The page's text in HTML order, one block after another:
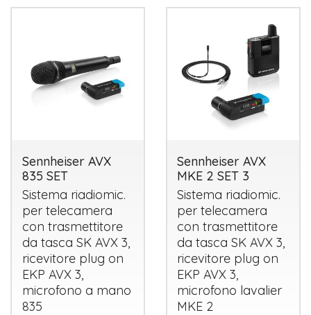
Sennheiser AVX
835 SET
Sistema riadiomic.
per telecamera
con trasmettitore
da tasca SK AVX3,
ricevitore plug on
EKP AVX3,
microfono a mano
835
Sennheiser AVX
MKE 2 SET 3
Sistema riadiomic.
per telecamera
con trasmettitore
da tasca SKAVX 3,
ricevitore plug on
EKP AVX 3,
microfono lavalier
MKE 2